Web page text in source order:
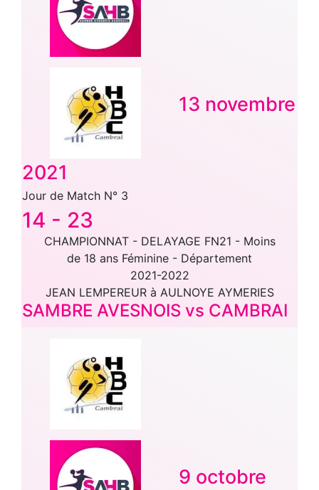
13 novembre
2021
Jour de Match N° 3
14 - 23
CHAMPIONNAT - DELAYAGE FN21 - Moins
de 18 ans Féminine - Département
2021-2022
JEAN LEMPEREUR à AULNOYE AYMERIES
SAMBRE AVESNOIS vs CAMBRAI
9 octobre